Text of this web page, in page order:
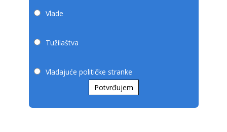
Vlade
Tužilaštva
Vladajuće političke stranke
Potvrđujem